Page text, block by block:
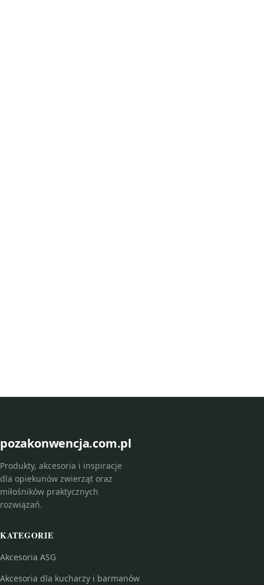
pozakonwencja.com.pl
Produkty, akcesoria i inspiracje
dla opiekunów zwierząt oraz
miłośników praktycznych
rozwiązań.
KATEGORIE
Akcesoria ASG
Akcesoria dla kucharzy i barmanów